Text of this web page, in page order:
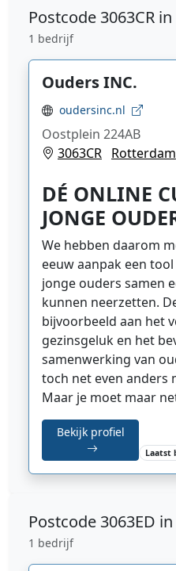
Postcode 3063CR
1 bedrijf
Ouders INC.
oudersinc.nl
Oostplein 224AB
3063CR Rotterdam
DÉ ONLINE
JONGE
We hebben daarom
eeuw aanpak een
jonge ouders samen
kunnen neerzetten.
bijvoorbeeld aan het
gezinsgeluk en het
samenwerking van
toch net even anders
Maar je moet maar
Bekijk profiel
Laatst
Postcode 3063ED
1 bedrijf